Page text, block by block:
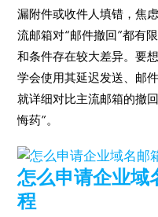
漏附件或收件人填错，焦
流邮箱对“邮件撤回”都有
和条件存在较大差异。要
学会使用其延迟发送、邮
就详细对比主流邮箱的撤
悔药”。
怎么申请企业域
程